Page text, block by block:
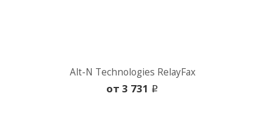
Alt-N Technologies RelayFax
oт 3 731 i